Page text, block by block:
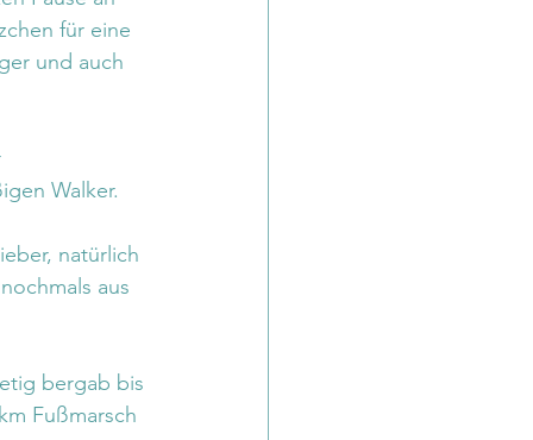
für eine
und auch
Walker.
natürlich
aus
bergab bis
Fußmarsch